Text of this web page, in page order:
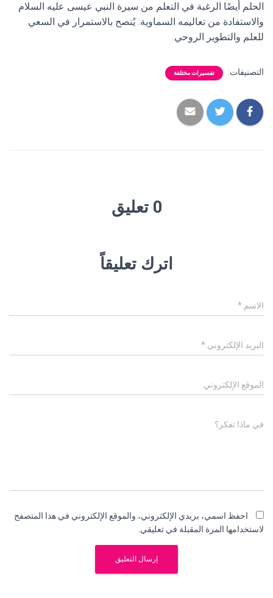
الحلم أيضًا الرغبة في التعلم من سيرة النبي عيسى عليه السلام
والاستفادة من تعاليمه السماوية. يُنصح بالاستمرار في السعي
للعلم والتطوير الروحي.
التصنيفات: تفسيرات مختلفة
0 تعليق
اترك تعليقاً
الاسم *
البريد الإلكتروني *
الموقع الإلكتروني
في ماذا تفكر؟
احفظ اسمي، بريدي الإلكتروني، والموقع الإلكتروني في هذا المتصفح
لاستخدامها المرة المقبلة في تعليقي.